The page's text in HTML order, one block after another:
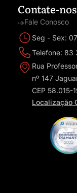
Contate-nos
Fale Conosco
Seg - Sex:
Telefone:
Rua
nº 147
CEP 58.015-
Localização